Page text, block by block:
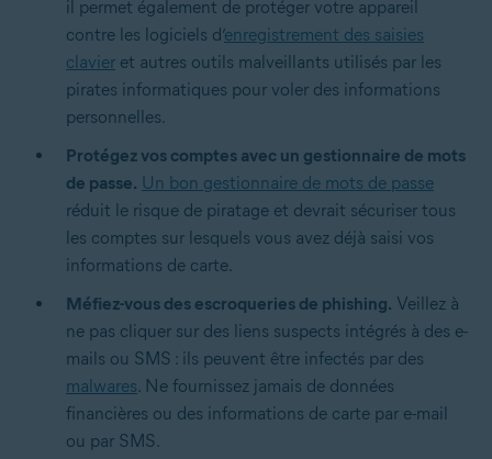
il permet également de protéger votre appareil
contre les logiciels d’enregistrement des saisies
clavier et autres outils malveillants utilisés par les
pirates informatiques pour voler des informations
personnelles.
Protégez vos comptes avec un gestionnaire de mots
de passe. Un bon gestionnaire de mots de passe
réduit le risque de piratage et devrait sécuriser tous
les comptes sur lesquels vous avez déjà saisi vos
informations de carte.
Méfiez-vous des escroqueries de phishing. Veillez à
ne pas cliquer sur des liens suspects intégrés à des e-
mails ou SMS : ils peuvent être infectés par des
malwares. Ne fournissez jamais de données
financières ou des informations de carte par e-mail
ou par SMS.